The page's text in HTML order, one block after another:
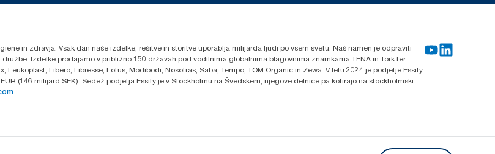
in zdravja. Vsak dan naše izdelke, rešitve in storitve uporablja milijarda ljudi po vsem svetu. Naš namen je odpraviti
Izdelke prodajamo v približno 150 državah pod vodilnima globalnima blagovnima znamkama TENA in Tork ter
Libero, Libresse, Lotus, Modibodi, Nosotras, Saba, Tempo, TOM Organic in Zewa. V letu 2024 je podjetje Essity
(146 milijard SEK). Sedež podjetja Essity je v Stockholmu na Švedskem, njegove delnice pa kotirajo na stockholmski